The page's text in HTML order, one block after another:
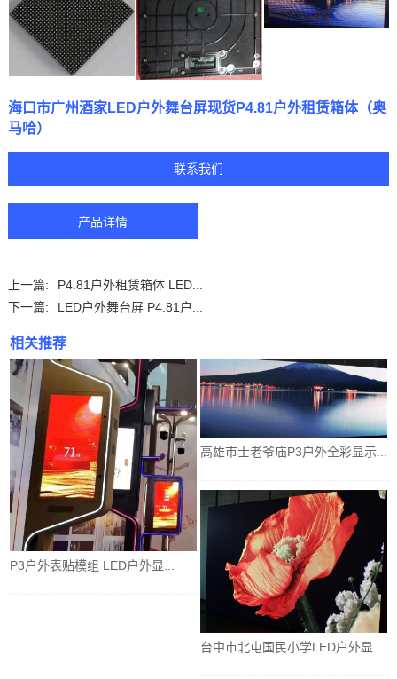
海口市广州酒家LED户外舞台屏现货P4.81户外租赁箱体（奥
马哈）
联系我们
产品详情
上一篇:
P4.81户外租赁箱体 LED...
下一篇:
LED户外舞台屏 P4.81户...
相关推荐
P3户外表贴模组 LED户外显...
高雄市士老爷庙P3户外全彩显示...
台中市北屯国民小学LED户外显...